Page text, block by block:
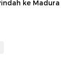
ke Madura